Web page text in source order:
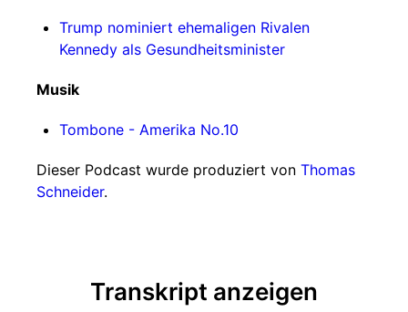
Trump nominiert ehemaligen Rivalen
Kennedy als Gesundheitsminister
Musik
Tombone - Amerika No.10
Dieser Podcast wurde produziert von Thomas
Schneider.
Transkript anzeigen